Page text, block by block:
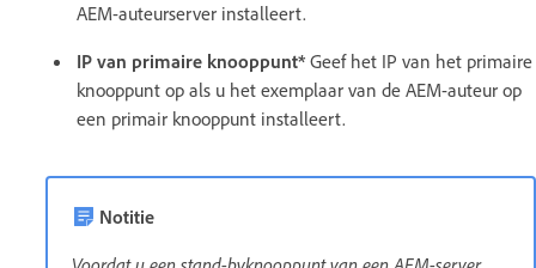
AEM-auteurserver installeert.
IP van primaire knooppunt* Geef het IP van het primaire
knooppunt op als u het exemplaar van de AEM-auteur op
een primair knooppunt installeert.
Notitie